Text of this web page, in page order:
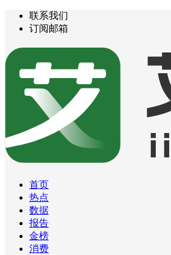
联系我们
订阅邮箱
首页
热点
数据
报告
金榜
消费